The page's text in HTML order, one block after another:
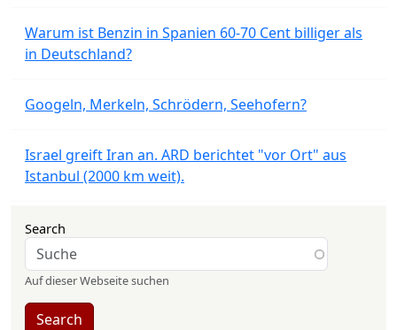
Warum ist Benzin in Spanien 60-70 Cent billiger als
in Deutschland?
Googeln, Merkeln, Schrödern, Seehofern?
Israel greift Iran an. ARD berichtet "vor Ort" aus
Istanbul (2000 km weit).
Search
Auf dieser Webseite suchen
Search